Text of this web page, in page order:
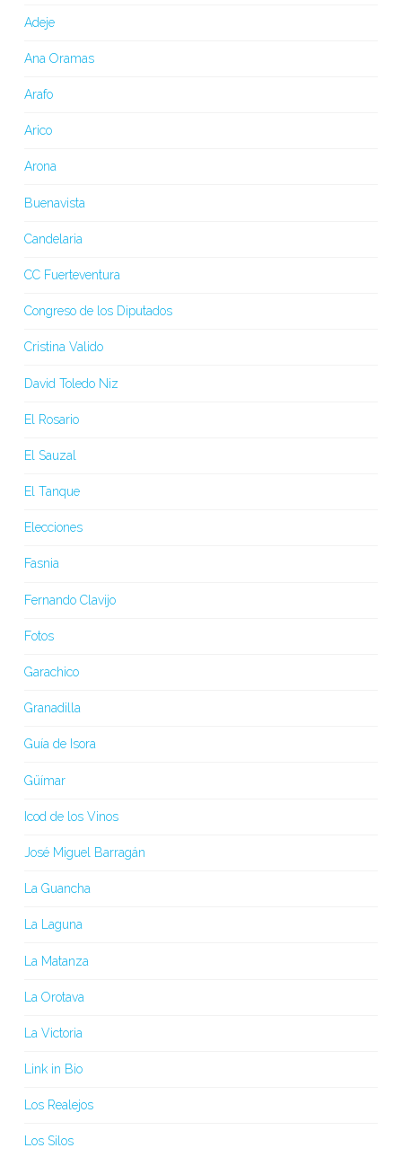
Adeje
Ana Oramas
Arafo
Arico
Arona
Buenavista
Candelaria
CC Fuerteventura
Congreso de los Diputados
Cristina Valido
David Toledo Niz
El Rosario
El Sauzal
El Tanque
Elecciones
Fasnia
Fernando Clavijo
Fotos
Garachico
Granadilla
Guía de Isora
Güímar
Icod de los Vinos
José Miguel Barragán
La Guancha
La Laguna
La Matanza
La Orotava
La Victoria
Link in Bio
Los Realejos
Los Silos